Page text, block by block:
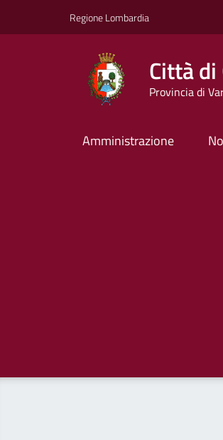
Regione Lombardia
Città
Provincia di
Amministrazione